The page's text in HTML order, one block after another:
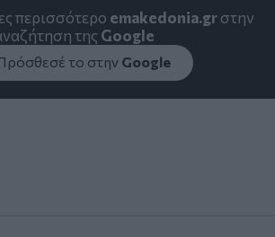
περισσότερο emakedonia.grστην
της Google
το στην Google